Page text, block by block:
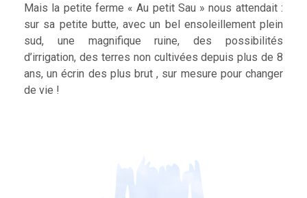
Mais la petite ferme « Au petit Sau » nous attendait :
sur sa petite butte, avec un bel ensoleillement plein
sud, une magnifique ruine, des possibilités
d’irrigation, des terres non cultivées depuis plus de 8
ans, un écrin des plus brut , sur mesure pour changer
de vie !